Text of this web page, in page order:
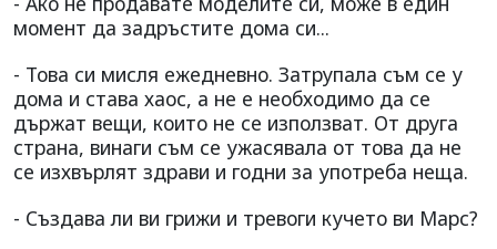
момент да задръстите дома си...
- Това си мисля ежедневно. Затрупала съм се у
дома и става хаос, а не е необходимо да се
държат вещи, които не се използват. От друга
страна, винаги съм се ужасявала от това да не
се изхвърлят здрави и годни за употреба неща.
- Създава ли ви грижи и тревоги кучето ви Марс?